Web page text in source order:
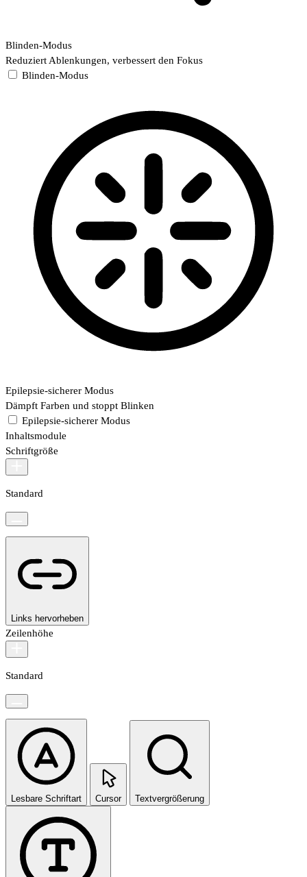
Blinden-Modus
Reduziert Ablenkungen, verbessert den Fokus
Blinden-Modus
Epilepsie-sicherer Modus
Dämpft Farben und stoppt Blinken
Epilepsie-sicherer Modus
Inhaltsmodule
Schriftgröße
Standard
Links hervorheben
Zeilenhöhe
Standard
Lesbare Schriftart Cursor Textvergrößerung